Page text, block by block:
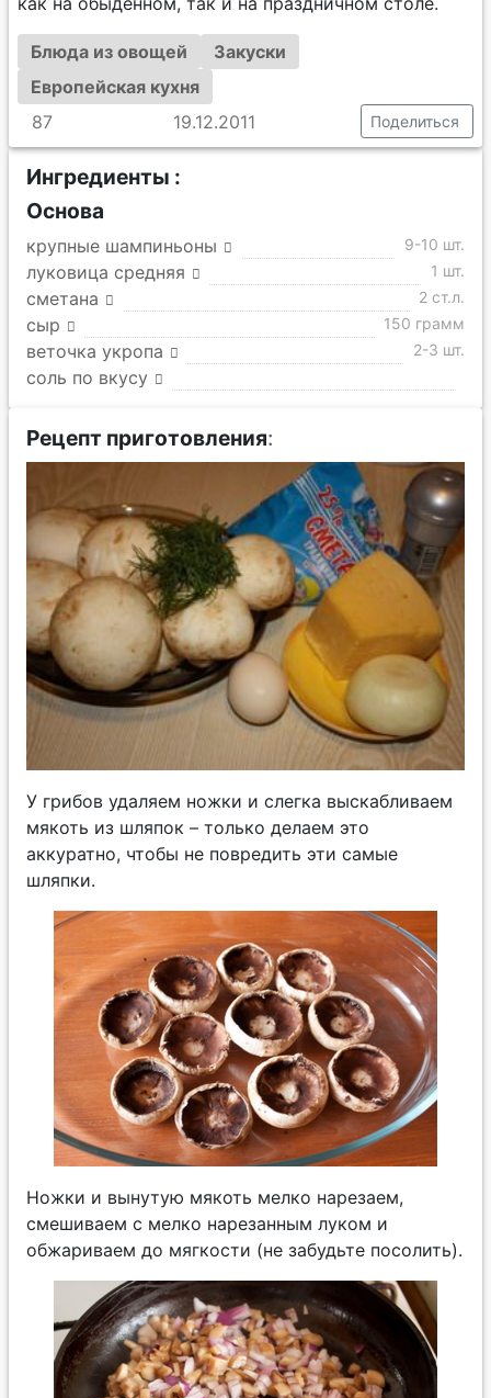
Блюда из овощей
Закуски
Европейская кухня
87
19.12.2011 Поделиться
Ингредиенты :
Основа
крупные шампиньоны 9-10 шт.
луковица средняя 1 шт.
сметана 2 ст.л.
сыр 150 грамм
веточка укропа 2-3 шт.
соль по вкусу
Рецепт приготовления:
У грибов удаляем ножки и слегка выскабливаем
мякоть из шляпок – только делаем это
аккуратно, чтобы не повредить эти самые
шляпки.
Ножки и вынутую мякоть мелко нарезаем,
смешиваем с мелко нарезанным луком и
обжариваем до мягкости (не забудьте посолить).